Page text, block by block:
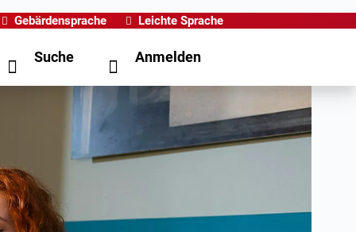
Gebärdensprache Leichte Sprache
Suche Anmelden